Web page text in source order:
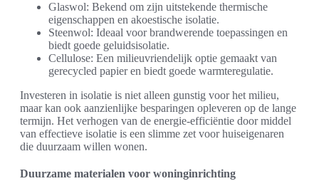
Glaswol: Bekend om zijn uitstekende thermische
eigenschappen en akoestische isolatie.
Steenwol: Ideaal voor brandwerende toepassingen en
biedt goede geluidsisolatie.
Cellulose: Een milieuvriendelijk optie gemaakt van
gerecycled papier en biedt goede warmteregulatie.
Investeren in isolatie is niet alleen gunstig voor het milieu,
maar kan ook aanzienlijke besparingen opleveren op de lange
termijn. Het verhogen van de energie-efficiëntie door middel
van effectieve isolatie is een slimme zet voor huiseigenaren
die duurzaam willen wonen.
Duurzame materialen voor woninginrichting